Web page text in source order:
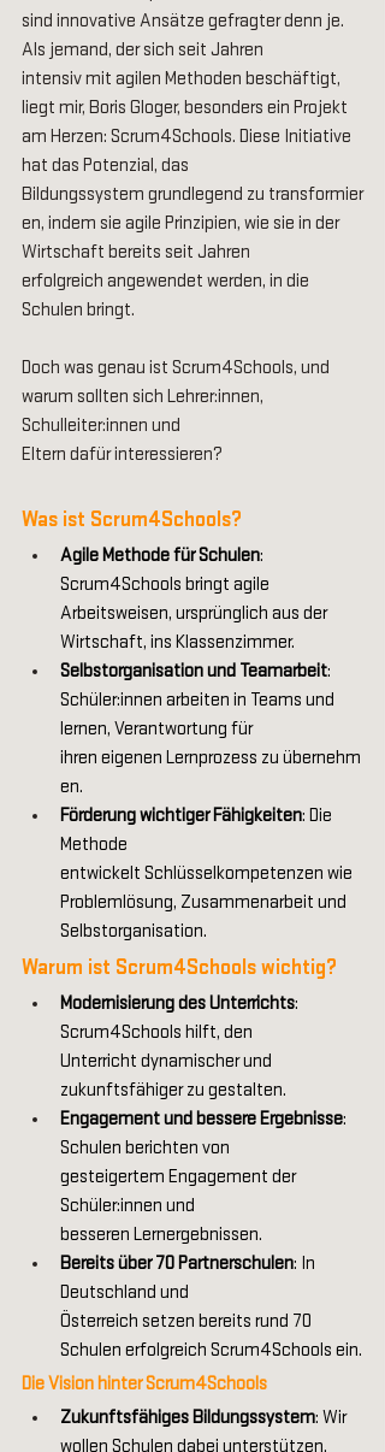
sind innovative Ansätze gefragter denn je.
Als jemand, der sich seit Jahren
intensiv mit agilen Methoden beschäftigt,
liegt mir, Boris Gloger, besonders ein Projekt
am Herzen: Scrum4Schools. Diese Initiative
hat das Potenzial, das
Bildungssystem grundlegend zu transformier
en, indem sie agile Prinzipien, wie sie in der
Wirtschaft bereits seit Jahren
erfolgreich angewendet werden, in die
Schulen bringt.
Doch was genau ist Scrum4Schools, und
warum sollten sich Lehrer:innen,
Schulleiter:innen und
Eltern dafür interessieren?
Was ist Scrum4Schools?
Agile Methode für Schulen:
Scrum4Schools bringt agile
Arbeitsweisen, ursprünglich aus der
Wirtschaft, ins Klassenzimmer.
Selbstorganisation und Teamarbeit:
Schüler:innen arbeiten in Teams und
lernen, Verantwortung für
ihren eigenen Lernprozess zu übernehm
en.
Förderung wichtiger Fähigkeiten: Die
Methode
entwickelt Schlüsselkompetenzen wie
Problemlösung, Zusammenarbeit und
Selbstorganisation.
Warum ist Scrum4Schools wichtig?
Modernisierung des Unterrichts:
Scrum4Schools hilft, den
Unterricht dynamischer und
zukunftsfähiger zu gestalten.
Engagement und bessere Ergebnisse:
Schulen berichten von
gesteigertem Engagement der
Schüler:innen und
besseren Lernergebnissen.
Bereits über 70 Partnerschulen: In
Deutschland und
Österreich setzen bereits rund 70
Schulen erfolgreich Scrum4Schools ein.
Die Vision hinter Scrum4Schools
Zukunftsfähiges Bildungssystem: Wir
wollen Schulen dabei unterstützen,